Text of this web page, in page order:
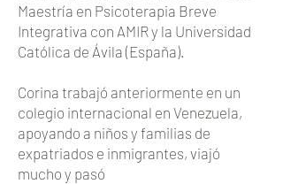
Maestría en Psicoterapia Breve
Integrativa con AMIR y la Universidad
Católica de Ávila (España).
Corina trabajó anteriormente en un
colegio internacional en Venezuela,
apoyando a niños y familias de
expatriados e inmigrantes, viajó
mucho y pasó